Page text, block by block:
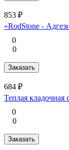
853 ₽
«RodStone -
0
0
Заказать
684 ₽
Теплая кладочная
0
0
Заказать